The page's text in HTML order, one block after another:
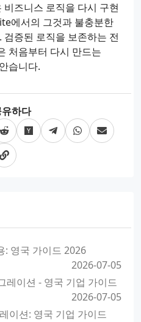
즈니스 로직을 다시 구현
에서의 그것과 불충분한
증된 로직을 보존하는 전
음부터 다시 만드는
습니다.
하다
: 영국 가이드 2026
2026-07-05
레이션 - 영국 기업 가이드
2026-07-05
이션: 영국 기업 가이드